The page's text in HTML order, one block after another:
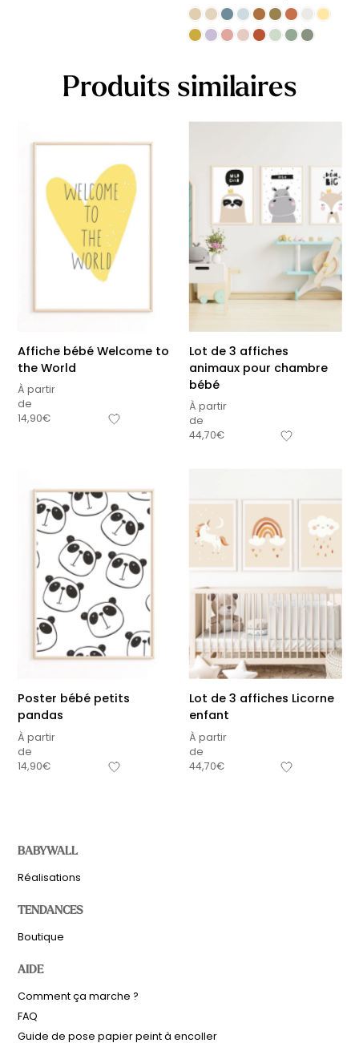
Produits similaires
Affiche bébé Welcome to
the World
À partir
de
14,90€
Lot de 3 affiches
animaux pour chambre
bébé
À partir
de
44,70€
Poster bébé petits
pandas
À partir
de
14,90€
Lot de 3 affiches Licorne
enfant
À partir
de
44,70€
BABYWALL
Réalisations
TENDANCES
Boutique
AIDE
Comment ça marche ?
FAQ
Guide de pose papier peint à encoller